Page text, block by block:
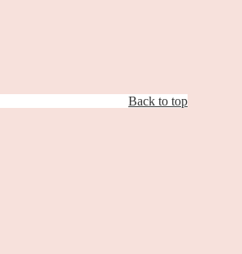
Back to top